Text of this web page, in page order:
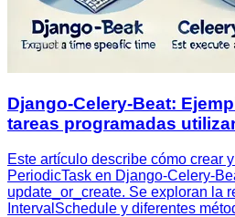
Django-Celery-Beat:
tareas programadas
Este artículo describe cómo crear
PeriodicTask en Django-Celery-
update_or_create. Se exploran la
IntervalSchedule y diferentes